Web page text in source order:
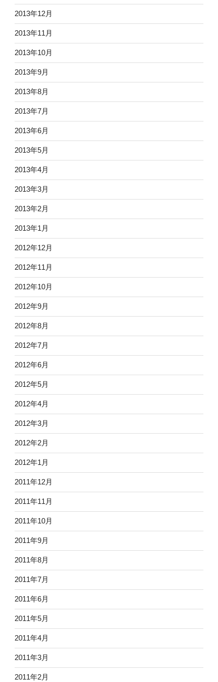
2013年12月
2013年11月
2013年10月
2013年9月
2013年8月
2013年7月
2013年6月
2013年5月
2013年4月
2013年3月
2013年2月
2013年1月
2012年12月
2012年11月
2012年10月
2012年9月
2012年8月
2012年7月
2012年6月
2012年5月
2012年4月
2012年3月
2012年2月
2012年1月
2011年12月
2011年11月
2011年10月
2011年9月
2011年8月
2011年7月
2011年6月
2011年5月
2011年4月
2011年3月
2011年2月